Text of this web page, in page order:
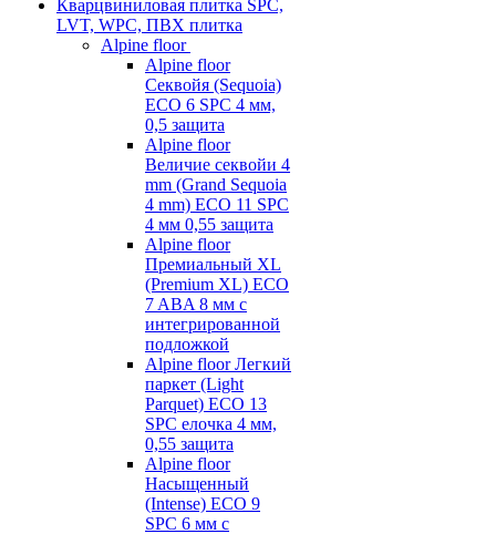
Кварцвиниловая плитка SPC,
LVT, WPC, ПВХ плитка
Alpine floor
Alpine floor
Секвойя (Sequoia)
ECO 6 SPC 4 мм,
0,5 защита
Alpine floor
Величие секвойи 4
mm (Grand Sequoia
4 mm) ECO 11 SPC
4 мм 0,55 защита
Alpine floor
Премиальный XL
(Premium XL) ECO
7 ABA 8 мм с
интегрированной
подложкой
Alpine floor Легкий
паркет (Light
Parquet) ECO 13
SPC елочка 4 мм,
0,55 защита
Alpine floor
Насыщенный
(Intense) ECO 9
SPC 6 мм с